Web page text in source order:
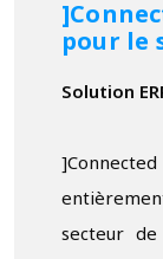
pour le
Solution
secteur de